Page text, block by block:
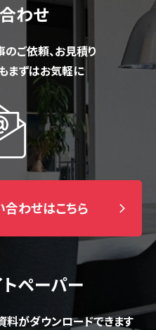
わせ
ご依頼、お見積り
まずはお気軽に
わせはこちら
ペーパー
がダウンロードできます